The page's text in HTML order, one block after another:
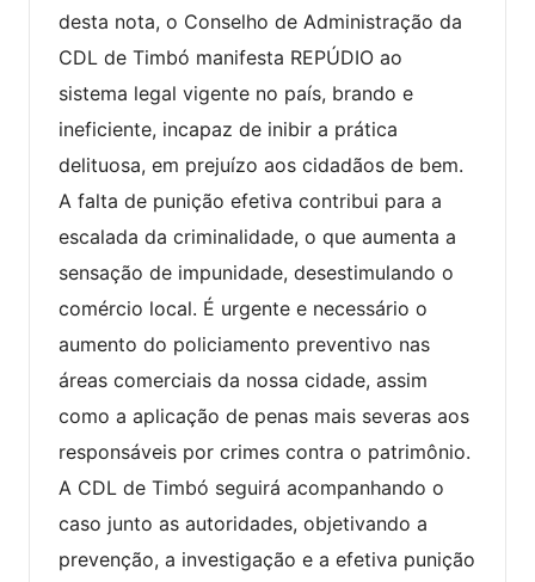
desta nota, o Conselho de Administração da
CDL de Timbó manifesta REPÚDIO ao
sistema legal vigente no país, brando e
ineficiente, incapaz de inibir a prática
delituosa, em prejuízo aos cidadãos de bem.
A falta de punição efetiva contribui para a
escalada da criminalidade, o que aumenta a
sensação de impunidade, desestimulando o
comércio local. É urgente e necessário o
aumento do policiamento preventivo nas
áreas comerciais da nossa cidade, assim
como a aplicação de penas mais severas aos
responsáveis por crimes contra o patrimônio.
A CDL de Timbó seguirá acompanhando o
caso junto as autoridades, objetivando a
prevenção, a investigação e a efetiva punição